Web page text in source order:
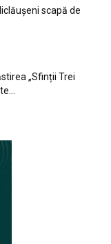
scapă de
„Sfinții Trei